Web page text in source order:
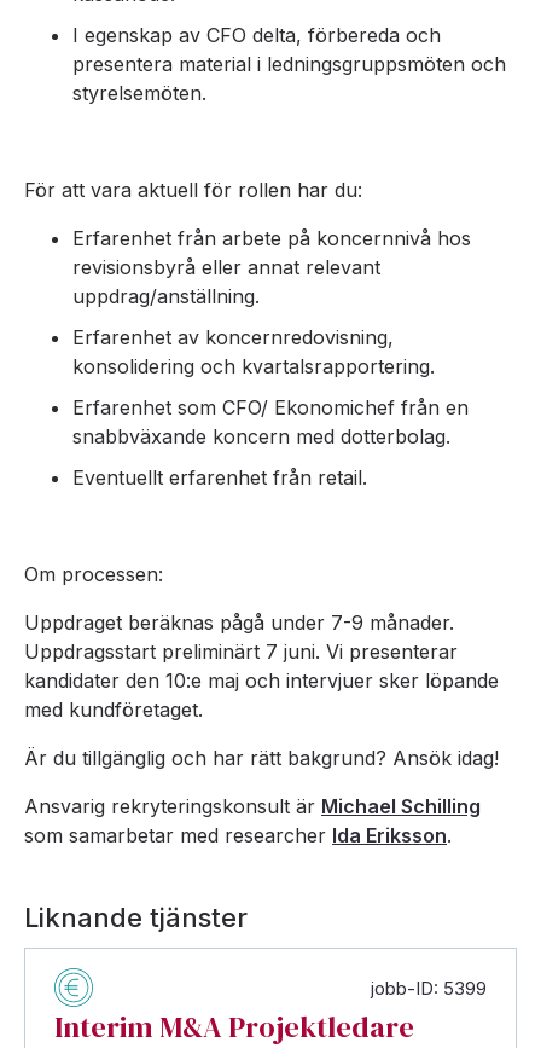
I egenskap av CFO delta, förbereda och
presentera material i ledningsgruppsmöten och
styrelsemöten.
För att vara aktuell för rollen har du:
Erfarenhet från arbete på koncernnivå hos
revisionsbyrå eller annat relevant
uppdrag/anställning.
Erfarenhet av koncernredovisning,
konsolidering och kvartalsrapportering.
Erfarenhet som CFO/ Ekonomichef från en
snabbväxande koncern med dotterbolag.
Eventuellt erfarenhet från retail.
Om processen:
Uppdraget beräknas pågå under 7-9 månader.
Uppdragsstart preliminärt 7 juni. Vi presenterar
kandidater den 10:e maj och intervjuer sker löpande
med kundföretaget.
Är du tillgänglig och har rätt bakgrund? Ansök idag!
Ansvarig rekryteringskonsult är Michael Schilling
som samarbetar med researcher Ida Eriksson.
Liknande tjänster
jobb-ID: 5399
Interim M&A Projektledare